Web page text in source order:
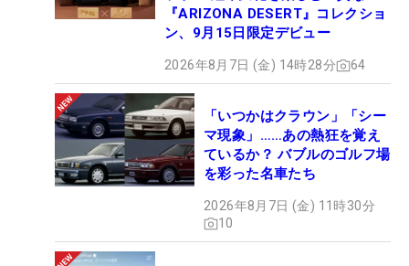
『ARIZONA DESERT』コレクショ
ン、9月15日限定デビュー
2026年8月7日 (金) 14時28分 64
「いつかはクラウン」「シー
マ現象」……あの熱狂を覚え
ているか？ バブルのゴルフ場
を彩った名車たち
2026年8月7日 (金) 11時30分
10